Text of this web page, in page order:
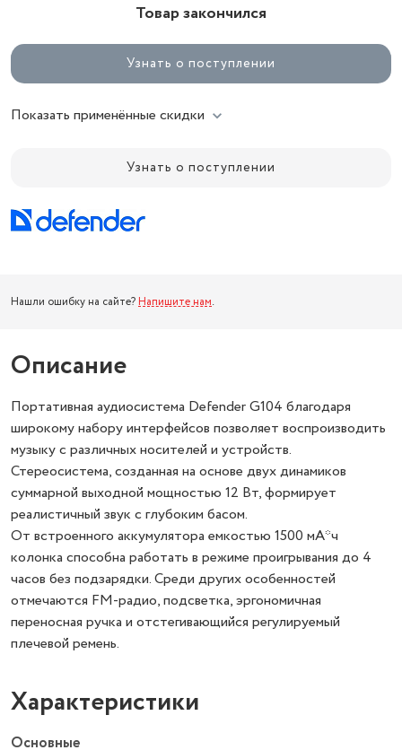
Товар закончился
Узнать о поступлении
Показать применённые скидки
Узнать о поступлении
Нашли ошибку на сайте? Напишите нам.
Описание
Портативная аудиосистема Defender G104 благодаря
широкому набору интерфейсов позволяет воспроизводить
музыку с различных носителей и устройств.
Стереосистема, созданная на основе двух динамиков
суммарной выходной мощностью 12 Вт, формирует
реалистичный звук с глубоким басом.
От встроенного аккумулятора емкостью 1500 мА*ч
колонка способна работать в режиме проигрывания до 4
часов без подзарядки. Среди других особенностей
отмечаются FM-радио, подсветка, эргономичная
переносная ручка и отстегивающийся регулируемый
плечевой ремень.
Характеристики
Основные